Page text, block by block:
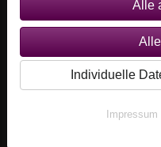
Individuelle
Impressum